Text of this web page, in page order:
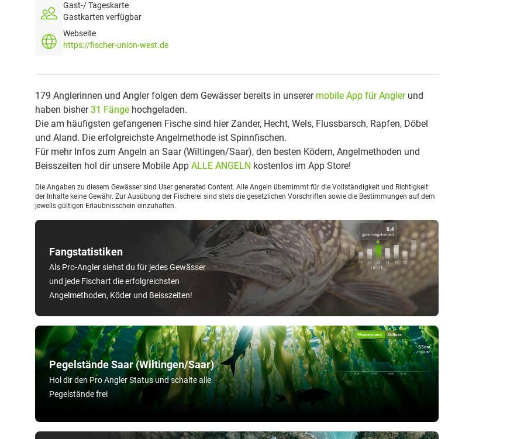
Gast-/ Tageskarte
Gastkarten verfügbar
Webseite
https://fischer-union-west.de
Pegelstände Saar (Wiltingen/Saar)
Hol dir den Pro Angler Status und schalte alle
Pegelstände frei
Fangstatistiken
Als Pro-Angler siehst du für jedes Gewässer
und jede Fischart die erfolgreichsten
Angelmethoden, Köder und Beisszeiten!
179 Anglerinnen und Angler folgen dem Gewässer bereits in unserer mobile App für Anglerund
haben bisher31 Fänge hochgeladen.
Die am häufigsten gefangenen Fische sind hier Zander, Hecht, Wels, Flussbarsch, Rapfen, Döbel
und Aland. Die erfolgreichste Angelmethode ist Spinnfischen.
Für mehr Infos zum Angeln an Saar (Wiltingen/Saar), den besten Ködern, Angelmethoden und
Beisszeiten hol dir unsere Mobile App ALLE ANGELN kostenlos im App Store!
Die Angaben zu diesem Gewässer sind User generated Content. Alle Angeln übernimmt für die Vollständigkeit und Richtigkeit
der Inhalte keine Gewähr. Zur Ausübung der Fischerei sind stets die gesetzlichen Vorschriften sowie die Bestimmungen auf dem
jeweils gültigen Erlaubnisschein einzuhalten.